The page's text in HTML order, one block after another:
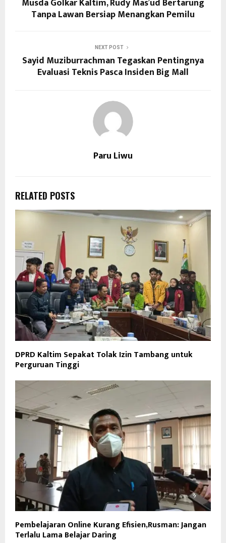
Tanpa Lawan Bersiap Menangkan Pemilu
NEXT POST
Sayid Muziburrachman Tegaskan Pentingnya
Evaluasi Teknis Pasca Insiden Big Mall
Paru Liwu
RELATED POSTS
DPRD Kaltim Sepakat Tolak Izin Tambang untuk
Perguruan Tinggi
Pembelajaran Online Kurang Efisien,Rusman: Jangan
Terlalu Lama Belajar Daring